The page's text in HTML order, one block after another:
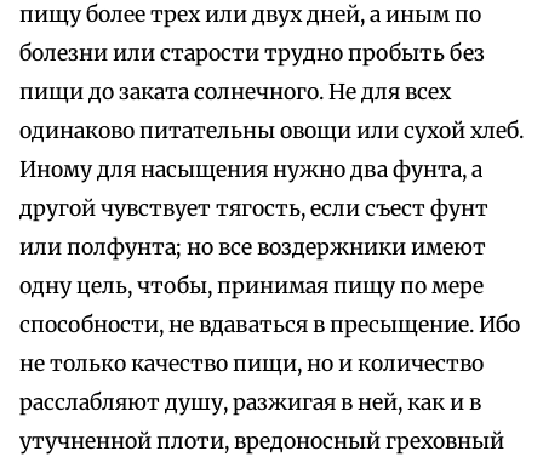
пищу более трех или двух дней, а иным по
болезни или старости трудно пробыть без
пищи до заката солнечного. Не для всех
одинаково питательны овощи или сухой хлеб.
Иному для насыщения нужно два фунта, а
другой чувствует тягость, если съест фунт
или полфунта; но все воздержники имеют
одну цель, чтобы, принимая пищу по мере
способности, не вдаваться в пресыщение. Ибо
не только качество пищи, но и количество
расслабляют душу, разжигая в ней, как и в
утучненной плоти, вредоносный греховный